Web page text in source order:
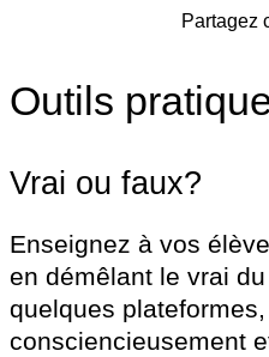
Partagez
Outils
Vrai ou faux?
Enseignez à vos
en démêlant le vrai
quelques
consciencieusement